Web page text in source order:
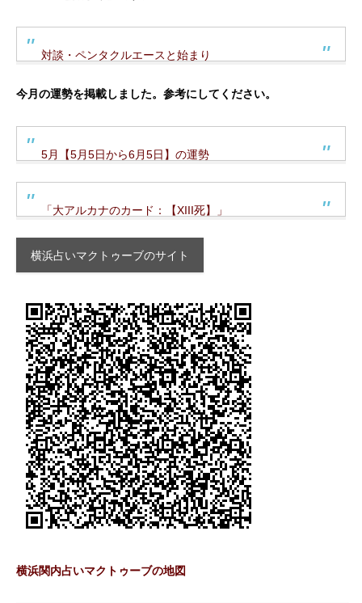
対談・ペンタクルエースと始まり
今月の運勢を掲載しました。参考にしてください。
5月【5月5日から6月5日】の運勢
「大アルカナのカード：【XIII死】」
横浜占いマクトゥーブのサイト
横浜関内占いマクトゥーブの地図